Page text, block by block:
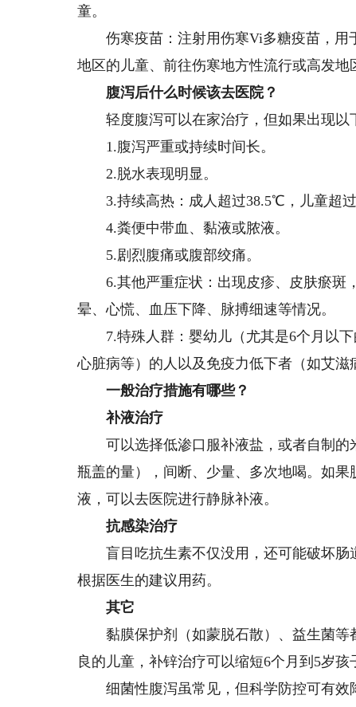
童。
伤寒疫苗：注射用伤寒Vi多糖疫苗，用
地区的儿童、前往伤寒地方性流行或高发地
腹泻后什么时候该去医院？
轻度腹泻可以在家治疗，但如果出现以
1.腹泻严重或持续时间长。
2.脱水表现明显。
3.持续高热：成人超过38.5℃，儿童超过
4.粪便中带血、黏液或脓液。
5.剧烈腹痛或腹部绞痛。
6.其他严重症状：出现皮疹、皮肤瘀斑
晕、心慌、血压下降、脉搏细速等情况。
7.特殊人群：婴幼儿（尤其是6个月以下
心脏病等）的人以及免疫力低下者（如艾滋
一般治疗措施有哪些？
补液治疗
可以选择低渗口服补液盐，或者自制的
瓶盖的量），间断、少量、多次地喝。如
液，可以去医院进行静脉补液。
抗感染治疗
盲目吃抗生素不仅没用，还可能破坏肠
根据医生的建议用药。
其它
黏膜保护剂（如蒙脱石散）、益生菌等
良的儿童，补锌治疗可以缩短6个月到5岁
细菌性腹泻虽常见，但科学防控可有效